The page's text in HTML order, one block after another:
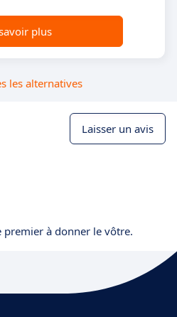
plus
les alternatives
Laisser un avis
premier à donner le vôtre.